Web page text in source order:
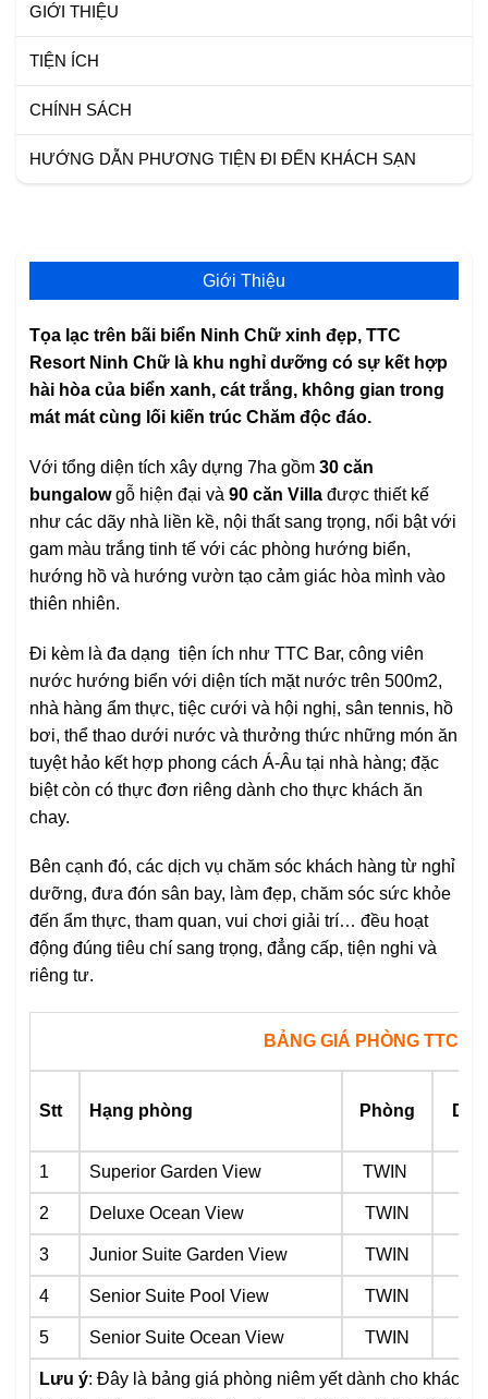
GIỚI THIỆU
TIỆN ÍCH
CHÍNH SÁCH
HƯỚNG DẪN PHƯƠNG TIỆN ĐI ĐẾN KHÁCH SẠN
Giới Thiệu
Tọa lạc trên bãi biển Ninh Chữ xinh đẹp, TTC
Resort Ninh Chữ là khu nghỉ dưỡng có sự kết hợp
hài hòa của biển xanh, cát trắng, không gian trong
mát mát cùng lối kiến trúc Chăm độc đáo.
Với tổng diện tích xây dựng 7ha gồm 30 căn
bungalowgỗ hiện đại và 90 căn Villa được thiết kế
như các dãy nhà liền kề, nội thất sang trọng, nổi bật với
gam màu trắng tinh tế với các phòng hướng biển,
hướng hồ và hướng vườn tạo cảm giác hòa mình vào
thiên nhiên.
Đi kèm là đa dạng tiện ích như TTC Bar, công viên
nước hướng biển với diện tích mặt nước trên 500m2,
nhà hàng ẩm thực, tiệc cưới và hội nghị, sân tennis, hồ
bơi, thể thao dưới nước và thưởng thức những món ăn
tuyệt hảo kết hợp phong cách Á-Âu tại nhà hàng; đặc
biệt còn có thực đơn riêng dành cho thực khách ăn
chay.
Bên cạnh đó, các dịch vụ chăm sóc khách hàng từ nghỉ
dưỡng, đưa đón sân bay, làm đẹp, chăm sóc sức khỏe
đến ẩm thực, tham quan, vui chơi giải trí… đều hoạt
động đúng tiêu chí sang trọng, đẳng cấp, tiện nghi và
riêng tư.
BẢNG GIÁ PHÒNG TTC
Stt Hạng phòng Phòng
1 Superior Garden View TWIN
2 Deluxe Ocean View TWIN
3 Junior Suite Garden View TWIN
4 Senior Suite Pool View TWIN
5 Senior Suite Ocean View TWIN
Lưu ý: Đây là bảng giá phòng niêm yết dành cho khách